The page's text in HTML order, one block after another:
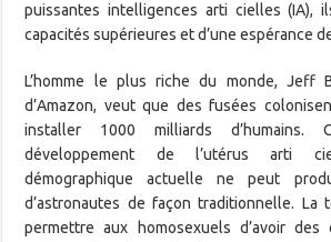
puissantes intelligences arti cielles (IA),
capacités supérieures et d’une espérance
L’homme le plus riche du monde, Jeff
d’Amazon, veut que des fusées
installer 1000 milliards d’humains.
développement de l’utérus arti
démographique actuelle ne peut
d’astronautes de façon traditionnelle. La
permettre aux homosexuels d’avoir des